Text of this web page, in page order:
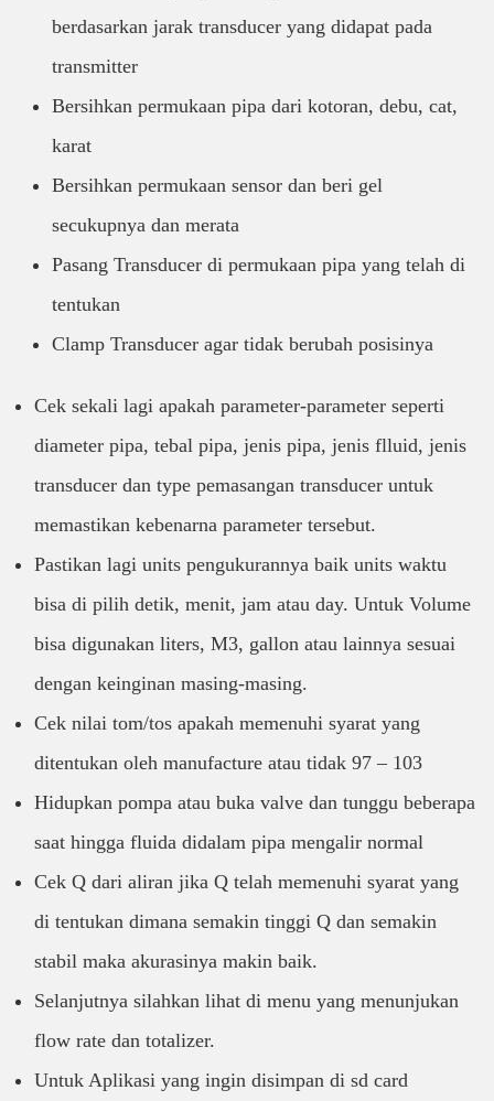
berdasarkan jarak transducer yang didapat pada
transmitter
Bersihkan permukaan pipa dari kotoran, debu, cat,
karat
Bersihkan permukaan sensor dan beri gel
secukupnya dan merata
Pasang Transducer di permukaan pipa yang telah di
tentukan
Clamp Transducer agar tidak berubah posisinya
Cek sekali lagi apakah parameter-parameter seperti
diameter pipa, tebal pipa, jenis pipa, jenis flluid, jenis
transducer dan type pemasangan transducer untuk
memastikan kebenarna parameter tersebut.
Pastikan lagi units pengukurannya baik units waktu
bisa di pilih detik, menit, jam atau day. Untuk Volume
bisa digunakan liters, M3, gallon atau lainnya sesuai
dengan keinginan masing-masing.
Cek nilai tom/tos apakah memenuhi syarat yang
ditentukan oleh manufacture atau tidak 97 – 103
Hidupkan pompa atau buka valve dan tunggu beberapa
saat hingga fluida didalam pipa mengalir normal
Cek Q dari aliran jika Q telah memenuhi syarat yang
di tentukan dimana semakin tinggi Q dan semakin
stabil maka akurasinya makin baik.
Selanjutnya silahkan lihat di menu yang menunjukan
flow rate dan totalizer.
Untuk Aplikasi yang ingin disimpan di sd card